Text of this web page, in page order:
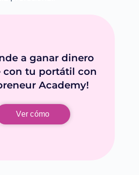
a ganar dinero
con tu portátil con
Academy!
Ver cómo